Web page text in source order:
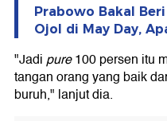
Prabowo Bakal
Ojol di May Day,
"Jadipure100 persen itu
tangan orang yang baik
buruh," lanjut dia.